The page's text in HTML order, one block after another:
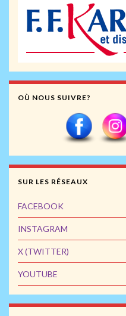
OÙ NOUS SUIVRE?
SUR LES RÉSEAUX
FACEBOOK
INSTAGRAM
X (TWITTER)
YOUTUBE